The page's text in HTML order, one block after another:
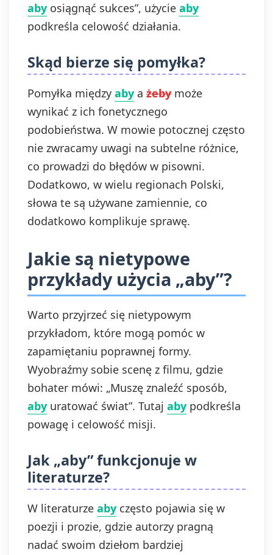
aby osiągnąć sukces”, użycie aby
podkreśla celowość działania.
Skąd bierze się pomyłka?
Pomyłka między aby a żeby może
wynikać z ich fonetycznego
podobieństwa. W mowie potocznej często
nie zwracamy uwagi na subtelne różnice,
co prowadzi do błędów w pisowni.
Dodatkowo, w wielu regionach Polski,
słowa te są używane zamiennie, co
dodatkowo komplikuje sprawę.
Jakie są nietypowe
przykłady użycia „aby”?
Warto przyjrzeć się nietypowym
przykładom, które mogą pomóc w
zapamiętaniu poprawnej formy.
Wyobraźmy sobie scenę z filmu, gdzie
bohater mówi: „Muszę znaleźć sposób,
aby uratować świat”. Tutaj aby podkreśla
powagę i celowość misji.
Jak „aby” funkcjonuje w
literaturze?
W literaturze aby często pojawia się w
poezji i prozie, gdzie autorzy pragną
nadać swoim dziełom bardziej